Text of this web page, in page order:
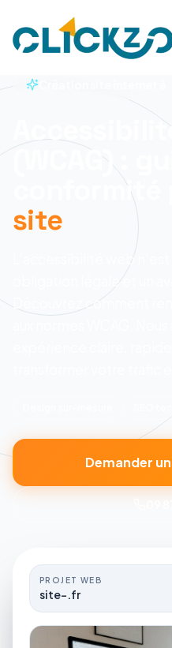
(WCAG) :
conformité
site
L'accessibilité web
obligation légale et un
Découvrez comment
expérience claire,
transformer votre trafic
Demander
PROJET WEB
site-.fr